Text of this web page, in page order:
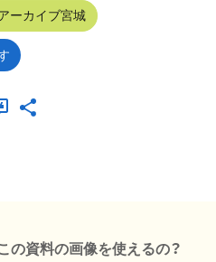
ーカイブ宮城
の資料の画像を使えるの？